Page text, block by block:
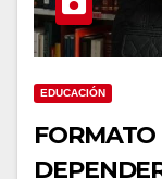
EDUCACIÓN
FORMATO